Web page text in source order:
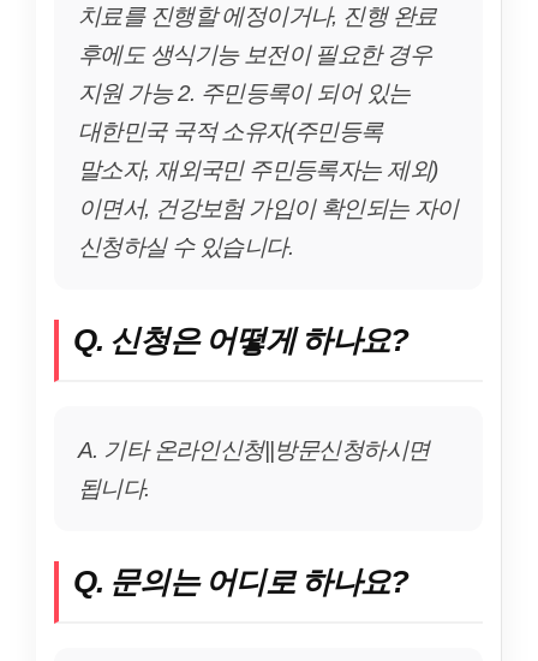
치료를 진행할 에정이거나, 진행 완료
후에도 생식기능 보전이 필요한 경우
지원 가능 2. 주민등록이 되어 있는
대한민국 국적 소유자(주민등록
말소자, 재외국민 주민등록자는 제외)
이면서, 건강보험 가입이 확인되는 자이
신청하실 수 있습니다.
Q. 신청은 어떻게 하나요?
A. 기타 온라인신청||방문신청하시면
됩니다.
Q. 문의는 어디로 하나요?